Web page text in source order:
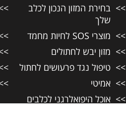
בחירת המזון הנכון לכלב
שלך
מוצרי SOS לחיות מחמד
מזון יבש לחתולים
טיפול נגד פרעושים לחתול
אמיטי
אוכל היפואלרגני לכלבים